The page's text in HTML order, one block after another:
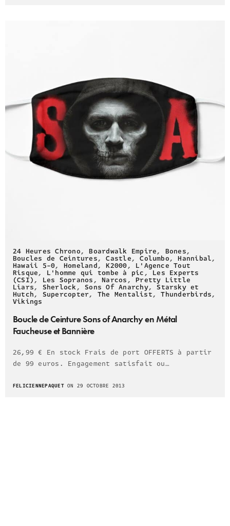
24 Heures Chrono,Boardwalk Empire, Bones,
Boucles de Ceintures,Castle,Columbo,Hannibal,
Hawaii 5-0, Homeland,K2000, L'Agence Tout
Risque, L'homme qui tombe à pic,Les Experts
(CSI), Les Sopranos,Narcos,Pretty Little
Liars, Sherlock,Sons Of Anarchy,Starsky et
Hutch, Supercopter, The Mentalist,Thunderbirds,
Vikings
Boucle de Ceinture Sons of Anarchy en Métal
Faucheuse et Bannière
26,99 € En stock Frais de port OFFERTS à partir
de 99 euros. Engagement satisfait ou…
FELICIENNEPAQUETON 29 OCTOBRE 2013